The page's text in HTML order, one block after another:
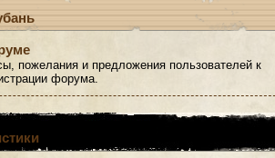
пожелания и предложения пользователей к
форума.